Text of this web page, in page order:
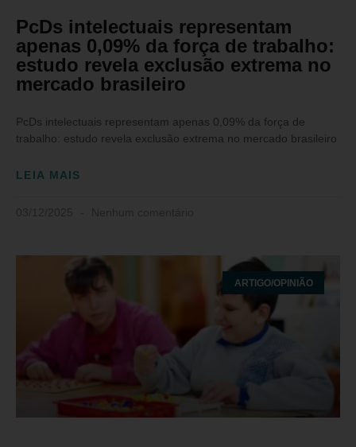
PcDs intelectuais representam
apenas 0,09% da força de trabalho:
estudo revela exclusão extrema no
mercado brasileiro
PcDs intelectuais representam apenas 0,09% da força de
trabalho: estudo revela exclusão extrema no mercado brasileiro
LEIA MAIS
ARTIGO/OPINIÃO